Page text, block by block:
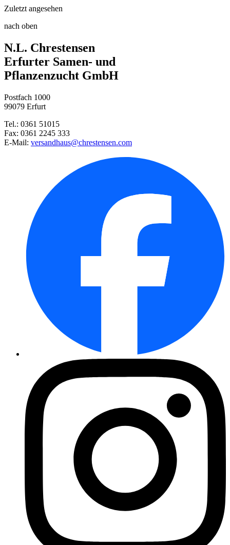
Zuletzt angesehen
Handschuh PLANTATION Anis
nach oben
N.L. Chrestensen
Erfurter Samen- und
Pflanzenzucht GmbH
Postfach 1000
99079 Erfurt
Tel.: 0361 51015
Fax: 0361 2245 333
E-Mail: versandhaus@chrestensen.com